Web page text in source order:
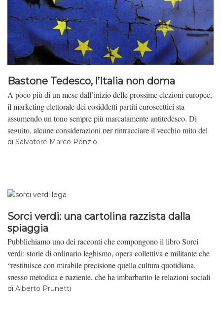
Bastone Tedesco, l’Italia non doma
A poco più di un mese dall’inizio delle prossime elezioni europee,
il marketing elettorale dei cosiddetti partiti euroscettici sta
assumendo un tono sempre più marcatamente antitedesco. Di
seguito, alcune considerazioni per rintracciare il vecchio mito del
“Cattivo Tedesco” dal quale sembra attingere a piene mani la
di Salvatore Marco Ponzio
Sorci verdi: una cartolina razzista dalla
spiaggia
Pubblichiamo uno dei racconti che compongono il libro Sorci
verdi: storie di ordinario leghismo, opera collettiva e militante che
“restituisce con mirabile precisione quella cultura quotidiana,
spesso metodica e paziente, che ha imbarbarito le relazioni sociali
e umane e modificato il tessuto civile di questo paese.”
di Alberto Prunetti